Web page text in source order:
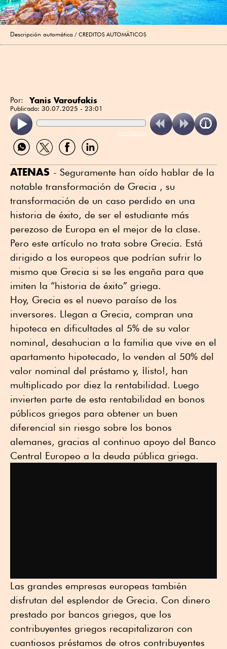
Descripción automática CREDITOS AUTOMÁTICOS
Por: Yanis Varoufakis
Publicado: 30.07.2025 - 23:01
ReadSpeaker
Compartir
por
Compartir
por
Compartir
por
Compartir
por
ATENAS - Seguramente han oído hablar de la
notable transformación de Grecia , su
transformación de un caso perdido en una
historia de éxito, de ser el estudiante más
perezoso de Europa en el mejor de la clase.
Pero este artículo no trata sobre Grecia. Está
dirigido a los europeos que podrían sufrir lo
mismo que Grecia si se les engaña para que
imiten la “historia de éxito” griega.
Hoy, Grecia es el nuevo paraíso de los
inversores. Llegan a Grecia, compran una
hipoteca en dificultades al 5% de su valor
nominal, desahucian a la familia que vive en el
apartamento hipotecado, lo venden al 50% del
valor nominal del préstamo y, ¡listo!, han
multiplicado por diez la rentabilidad. Luego
invierten parte de esta rentabilidad en bonos
públicos griegos para obtener un buen
diferencial sin riesgo sobre los bonos
alemanes, gracias al continuo apoyo del Banco
Central Europeo a la deuda pública griega.
Las grandes empresas europeas también
disfrutan del esplendor de Grecia. Con dinero
prestado por bancos griegos, que los
contribuyentes griegos recapitalizaron con
cuantiosos préstamos de otros contribuyentes